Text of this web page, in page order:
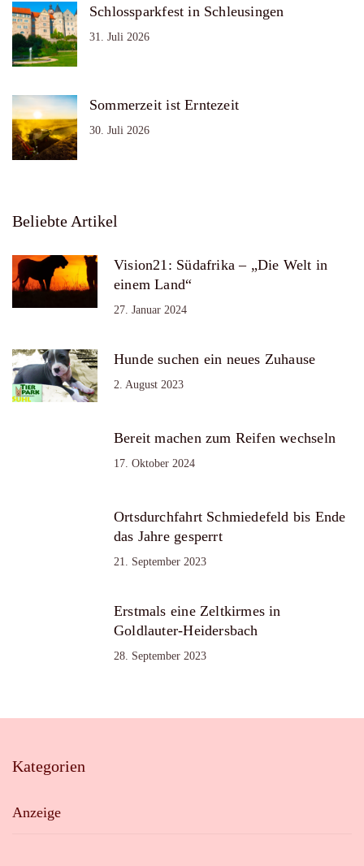
Schlossparkfest in Schleusingen
31. Juli 2026
Sommerzeit ist Erntezeit
30. Juli 2026
Beliebte Artikel
Vision21: Südafrika – „Die Welt in
einem Land“
27. Januar 2024
Hunde suchen ein neues Zuhause
2. August 2023
Bereit machen zum Reifen wechseln
17. Oktober 2024
Ortsdurchfahrt Schmiedefeld bis Ende
das Jahre gesperrt
21. September 2023
Erstmals eine Zeltkirmes in
Goldlauter-Heidersbach
28. September 2023
Kategorien
Anzeige